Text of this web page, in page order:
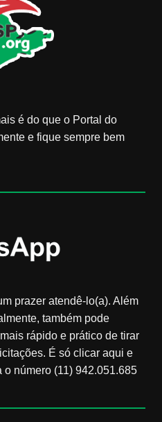
é do que o Portal do
e fique sempre bem
prazer atendê-lo(a). Além
também pode
rápido e prático de tirar
É só clicar aqui e
número (11) 942.051.685